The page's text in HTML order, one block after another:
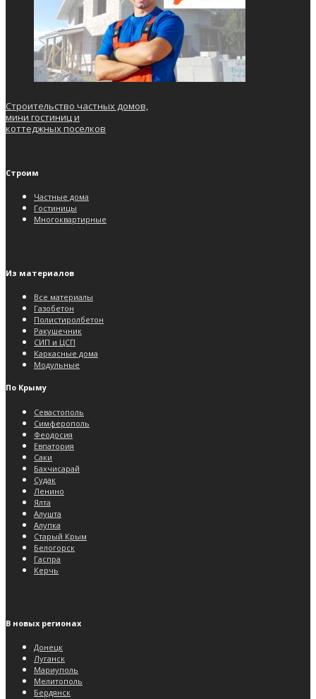
Строительство частных домов,
мини гостиниц и
коттеджных поселков
Строим
Частные дома
Гостиницы
Многоквартирные
Из материалов
Все материалы
Газобетон
Полистиролбетон
Ракушечник
СИП и ЦСП
Каркасные дома
Модульные
По Крыму
Севастополь
Симферополь
Феодосия
Евпатория
Саки
Бахчисарай
Судак
Ленино
Ялта
Алушта
Алупка
Старый Крым
Белогорск
Гаспра
Керчь
В новых регионах
Донецк
Луганск
Мариуполь
Мелитополь
Бердянск